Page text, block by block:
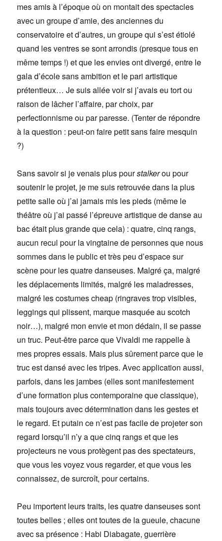
mes amis à l’époque où on montait des spectacles
avec un groupe d’amie, des anciennes du
conservatoire et d’autres, un groupe qui s’est étiolé
quand les ventres se sont arrondis (presque tous en
même temps !) et que les envies ont divergé, entre le
gala d’école sans ambition et le pari artistique
prétentieux… Je suis allée voir si j’avais eu tort ou
raison de lâcher l’affaire, par choix, par
perfectionnisme ou par paresse. (Tenter de répondre
à la question : peut-on faire petit sans faire mesquin
?)
Sans savoir si je venais plus pourstalkerou pour
soutenir le projet, je me suis retrouvée dans la plus
petite salle où j’ai jamais mis les pieds (même le
théâtre où j’ai passé l’épreuve artistique de danse au
bac était plus grande que cela) : quatre, cinq rangs,
aucun recul pour la vingtaine de personnes que nous
sommes dans le public et très peu d’espace sur
scène pour les quatre danseuses. Malgré ça, malgré
les déplacements limités, malgré les maladresses,
malgré les costumes cheap (ringraves trop visibles,
leggings qui plissent, marque masquée au scotch
noir…), malgré mon envie et mon dédain, il se passe
un truc. Peut-être parce que Vivaldi me rappelle à
mes propres essais. Mais plus sûrement parce que le
truc est dansé avec les tripes. Avec application aussi,
parfois, dans les jambes (elles sont manifestement
d’une formation plus contemporaine que classique),
mais toujours avec détermination dans les gestes et
le regard. Et putain ce n’est pas facile de projeter son
regard lorsqu’il n’y a que cinq rangs et que les
projecteurs ne vous protègent pas des spectateurs,
que vous les voyez vous regarder, et que vous les
connaissez, de surcroît, pour certains.
Peu importent leurs traits, les quatre danseuses sont
toutes belles ; elles ont toutes de la gueule, chacune
avec sa présence : Habi Diabagate, guerrière